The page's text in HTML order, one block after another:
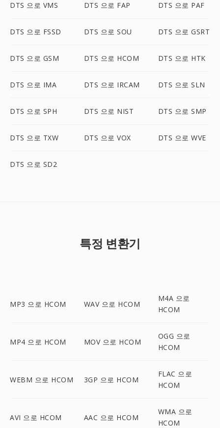
DTS 으로 VMS DTS 으로 FAP DTS 으로 PAF
DTS 으로 FSSD DTS 으로 SOU DTS 으로 GSRT
DTS 으로 GSM DTS 으로 HCOM DTS 으로 HTK
DTS 으로 IMA DTS 으로 IRCAM DTS 으로 SLN
DTS 으로 SPH DTS 으로 NIST DTS 으로 SMP
DTS 으로 TXW DTS 으로 VOX DTS 으로 WVE
DTS 으로 SD2
특정 변환기
MP3 으로 HCOM WAV 으로 HCOM
M4A 으로
HCOM
MP4 으로 HCOM MOV 으로 HCOM
OGG 으로
HCOM
WEBM 으로 HCOM 3GP 으로 HCOM
FLAC 으로
HCOM
AVI 으로 HCOM AAC 으로 HCOM
WMA 으로
HCOM